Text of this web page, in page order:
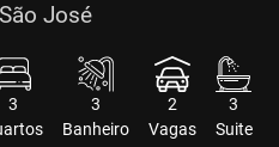
José
3
3
Banheiro
2
Vagas
3
Suite